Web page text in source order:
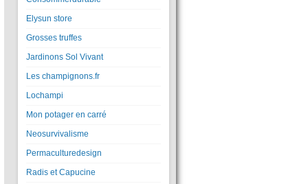
Elysun store
Grosses truffes
Jardinons Sol Vivant
Les champignons.fr
Lochampi
Mon potager en carré
Neosurvivalisme
Permaculturedesign
Radis et Capucine